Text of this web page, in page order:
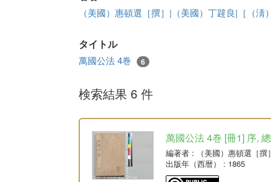
（美國）惠頓選［撰］|（美國）丁韙良|［（
タイトル
萬國公法 4巻 6
検索結果 6 件
萬國公法 4巻 [冊1] 序,
編著者 : （美國）惠頓選［撰
出版年（西暦）
: 1865